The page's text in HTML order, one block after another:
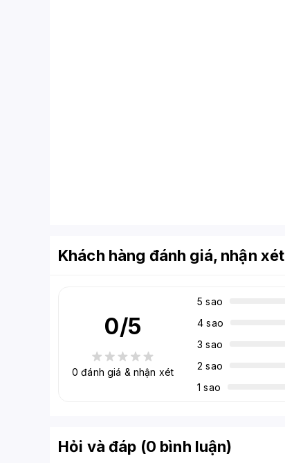
Khách hàng đánh giá, nhận xét
0/5
0 đánh giá & nhận xét
5 sao
4 sao
3 sao
2 sao
1 sao
Hỏi và đáp (0 bình luận)